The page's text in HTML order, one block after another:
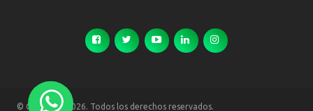
© Copyright 2026. Todos los derechos reservados.